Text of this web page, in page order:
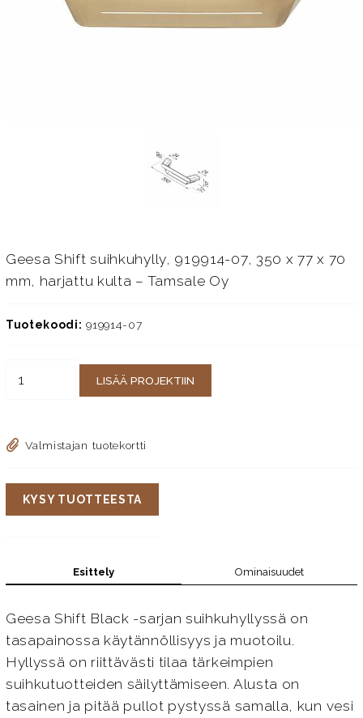
Geesa Shift suihkuhylly, 919914-07, 350 x 77 x 70
mm, harjattu kulta – Tamsale Oy
Tuotekoodi: 919914-07
LISÄÄ PROJEKTIIN
Valmistajan tuotekortti
KYSY TUOTTEESTA
Esittely Ominaisuudet
Geesa Shift Black -sarjan suihkuhyllyssä on
tasapainossa käytännöllisyys ja muotoilu.
Hyllyssä on riittävästi tilaa tärkeimpien
suihkutuotteiden säilyttämiseen. Alusta on
tasainen ja pitää pullot pystyssä samalla, kun vesi